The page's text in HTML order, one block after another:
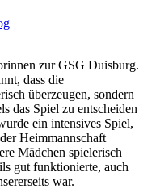
zur GSG Duisburg.
dass die
überzeugen, sondern
das Spiel zu entscheiden
ein intensives Spiel,
Heimmannschaft
Mädchen spielerisch
gut funktionierte, auch
war.